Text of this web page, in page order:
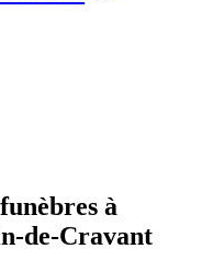
à
de-Cravant